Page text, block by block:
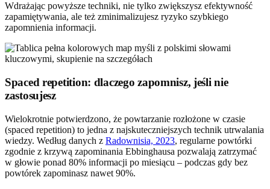
Wdrażając powyższe techniki, nie tylko zwiększysz efektywność
zapamiętywania, ale też zminimalizujesz ryzyko szybkiego
zapomnienia informacji.
Spaced repetition: dlaczego zapomnisz, jeśli nie
zastosujesz
Wielokrotnie potwierdzono, że powtarzanie rozłożone w czasie
(spaced repetition) to jedna z najskuteczniejszych technik utrwalania
wiedzy. Według danych z Radownisia, 2023, regularne powtórki
zgodnie z krzywą zapominania Ebbinghausa pozwalają zatrzymać
w głowie ponad 80% informacji po miesiącu – podczas gdy bez
powtórek zapominasz nawet 90%.